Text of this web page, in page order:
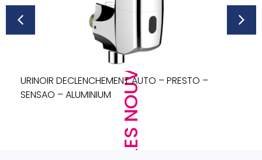
LES NOUVEAUTÉS
URINOIR DECLENCHEMENT AUTO – PRESTO –
SENSAO – ALUMINIUM